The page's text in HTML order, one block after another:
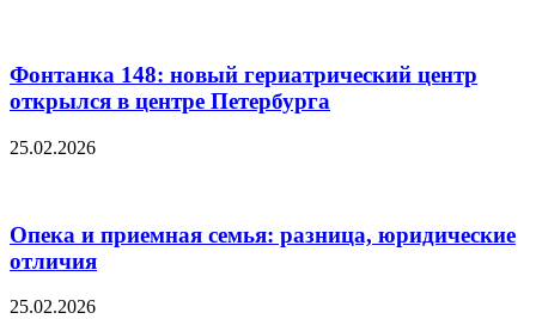
Фонтанка 148: новый гериатрический центр
открылся в центре Петербурга
25.02.2026
Опека и приемная семья: разница, юридические
отличия
25.02.2026